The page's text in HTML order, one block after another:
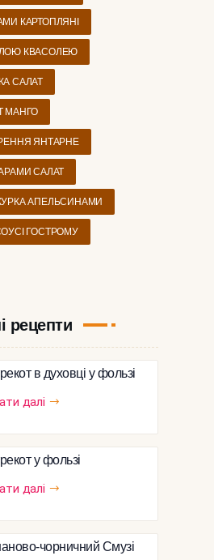
КАРТОПЛЯНІ
КВАСОЛЕЮ
САЛАТ
МАНГО
ЯНТАРНЕ
САЛАТ
АПЕЛЬСИНАМИ
ГОСТРОМУ
рецепти
в духовці у фользі
далі
у фользі
далі
чорничний Смузі